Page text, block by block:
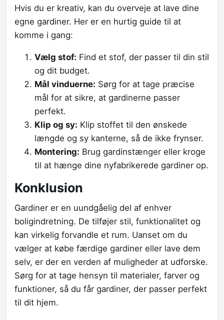
Hvis du er kreativ, kan du overveje at lave dine
egne gardiner. Her er en hurtig guide til at
komme i gang:
Vælg stof: Find et stof, der passer til din stil
og dit budget.
Mål vinduerne: Sørg for at tage præcise
mål for at sikre, at gardinerne passer
perfekt.
Klip og sy: Klip stoffet til den ønskede
længde og sy kanterne, så de ikke frynser.
Montering: Brug gardinstænger eller kroge
til at hænge dine nyfabrikerede gardiner op.
Konklusion
Gardiner er en uundgåelig del af enhver
boligindretning. De tilføjer stil, funktionalitet og
kan virkelig forvandle et rum. Uanset om du
vælger at købe færdige gardiner eller lave dem
selv, er der en verden af muligheder at udforske.
Sørg for at tage hensyn til materialer, farver og
funktioner, så du får gardiner, der passer perfekt
til dit hjem.